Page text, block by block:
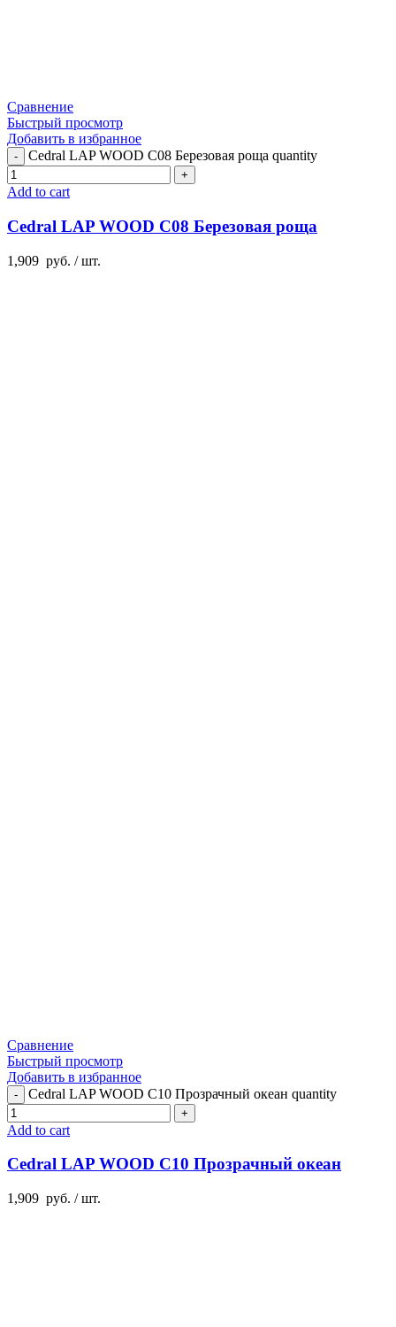
Сравнение
Быстрый просмотр
Добавить в избранное
Cedral LAP WOOD C08 Березовая роща quantity
Add to cart
Cedral LAP WOOD C08 Березовая роща
1,909 руб. / шт.
Сравнение
Быстрый просмотр
Добавить в избранное
Cedral LAP WOOD C10 Прозрачный океан quantity
Add to cart
Cedral LAP WOOD C10 Прозрачный океан
1,909 руб. / шт.